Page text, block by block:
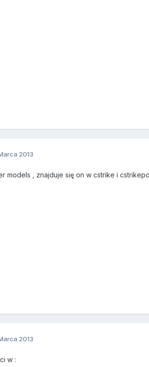
2013
models , znajduje się on w cstrike i
2013
w :